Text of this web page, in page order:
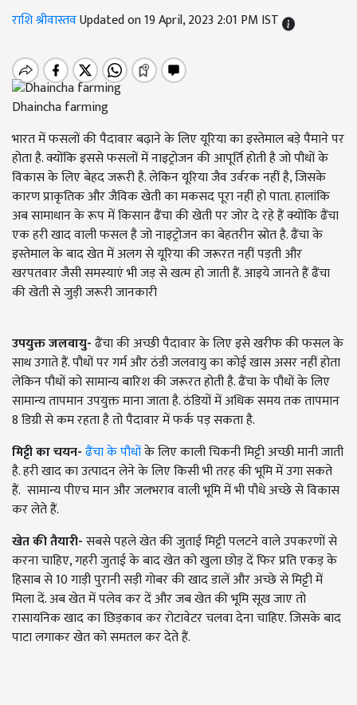
राशि श्रीवास्तवUpdated on 19 April, 2023 2:01 PM IST
Dhaincha farming
भारत में फसलों की पैदावार बढ़ाने के लिए यूरिया का इस्तेमाल बड़े पैमाने पर
होता है. क्योंकि इससे फसलों में नाइट्रोजन की आपूर्ति होती है जो पौधों के
विकास के लिए बेहद जरूरी है. लेकिन यूरिया जैव उर्वरक नहीं है, जिसके
कारण प्राकृतिक और जैविक खेती का मकसद पूरा नहीं हो पाता. हालांकि
अब सामाधान के रूप में किसान ढैंचा की खेती पर जोर दे रहे हैं क्योंकि ढैंचा
एक हरी खाद वाली फसल है जो नाइट्रोजन का बेहतरीन स्रोत है. ढैंचा के
इस्तेमाल के बाद खेत में अलग से यूरिया की जरूरत नहीं पड़ती और
खरपतवार जैसी समस्याएं भी जड़ से खत्म हो जाती हैं. आइये जानते हैं ढैंचा
की खेती से जुड़ी जरूरी जानकारी
उपयुक्त जलवायु-ढैंचा की अच्छी पैदावार के लिए इसे खरीफ की फसल के
साथ उगाते हैं. पौधों पर गर्म और ठंडी जलवायु का कोई खास असर नहीं होता
लेकिन पौधों को सामान्य बारिश की जरूरत होती है. ढैंचा के पौधों के लिए
सामान्य तापमान उपयुक्त माना जाता है. ठंडियों में अधिक समय तक तापमान
8 डिग्री से कम रहता है तो पैदावार में फर्क पड़ सकता है.
मिट्टी का चयन-ढैंचा के पौधोंके लिए काली चिकनी मिट्टी अच्छी मानी जाती
है. हरी खाद का उत्पादन लेने के लिए किसी भी तरह की भूमि में उगा सकते
हैं. सामान्य पीएच मान और जलभराव वाली भूमि में भी पौधे अच्छे से विकास
कर लेते हैं.
खेत की तैयारी-सबसे पहले खेत की जुताई मिट्टी पलटने वाले उपकरणों से
करना चाहिए, गहरी जुताई के बाद खेत को खुला छोड़ दें फिर प्रति एकड़ के
हिसाब से 10 गाड़ी पुरानी सड़ी गोबर की खाद डालें और अच्छे से मिट्टी में
मिला दें. अब खेत में पलेव कर दें और जब खेत की भूमि सूख जाए तो
रासायनिक खाद का छिड़काव कर रोटावेटर चलवा देना चाहिए. जिसके बाद
पाटा लगाकर खेत को समतल कर देते हैं.